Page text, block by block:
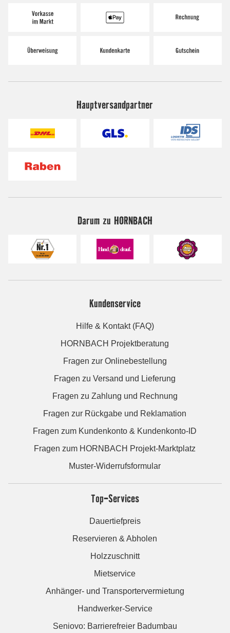
Hauptversandpartner
Darum zu HORNBACH
Kundenservice
Hilfe & Kontakt (FAQ)
HORNBACH Projektberatung
Fragen zur Onlinebestellung
Fragen zu Versand und Lieferung
Fragen zu Zahlung und Rechnung
Fragen zur Rückgabe und Reklamation
Fragen zum Kundenkonto & Kundenkonto-ID
Fragen zum HORNBACH Projekt-Marktplatz
Muster-Widerrufsformular
Top-Services
Dauertiefpreis
Reservieren & Abholen
Holzzuschnitt
Mietservice
Anhänger- und Transportervermietung
Handwerker-Service
Seniovo: Barrierefreier Badumbau